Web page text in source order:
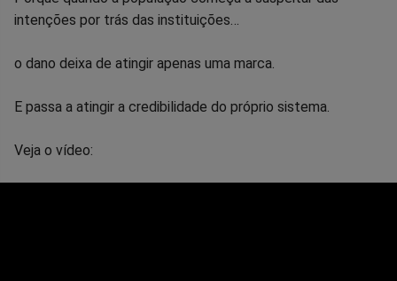
intenções por trás das instituições…
o dano deixa de atingir apenas uma marca.
E passa a atingir a credibilidade do próprio sistema.
Veja o vídeo: